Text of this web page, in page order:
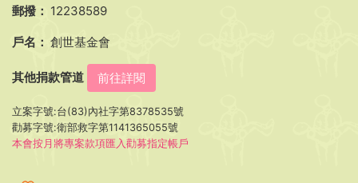
郵撥： 12238589
戶名： 創世基金會
其他捐款管道 前往詳閱
立案字號:台(83)內社字第8378535號
勸募字號:衛部救字第1141365055號
本會按月將專案款項匯入勸募指定帳戶